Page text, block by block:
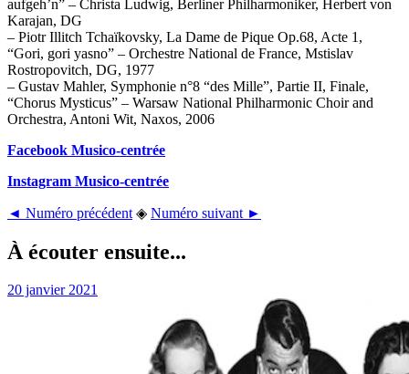
aufgeh’n” – Christa Ludwig, Berliner Philharmoniker, Herbert von
Karajan, DG
– Piotr Illitch Tchaïkovsky, La Dame de Pique Op.68, Acte 1,
“Gori, gori yasno” – Orchestre National de France, Mstislav
Rostropovitch, DG, 1977
– Gustav Mahler, Symphonie n°8 “des Mille”, Partie II, Finale,
“Chorus Mysticus” – Warsaw National Philharmonic Choir and
Orchestra, Antoni Wit, Naxos, 2006
Facebook Musico-centrée
Instagram Musico-centrée
◄ Numéro précédent ◈ Numéro suivant ►
À écouter ensuite...
20 janvier 2021